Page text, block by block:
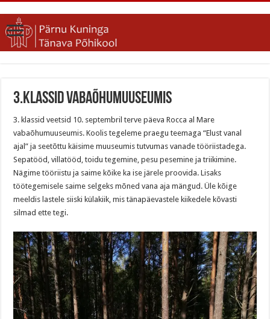
3.klassid vabaõhumuuseumis
3. klassid veetsid 10. septembril terve päeva Rocca al Mare
vabaõhumuuseumis. Koolis tegeleme praegu teemaga “Elust vanal
ajal” ja seetõttu käisime muuseumis tutvumas vanade tööriistadega.
Sepatööd, villatööd, toidu tegemine, pesu pesemine ja triikimine.
Nägime tööriistu ja saime kõike ka ise järele proovida. Lisaks
töötegemisele saime selgeks mõned vana aja mängud. Üle kõige
meeldis lastele siiski külakiik, mis tänapäevastele kiikedele kõvasti
silmad ette tegi.